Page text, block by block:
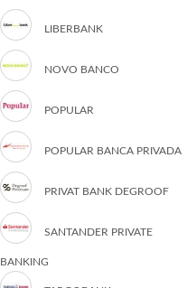
LIBERBANK
NOVO BANCO
POPULAR
POPULAR BANCA PRIVADA
PRIVAT BANK DEGROOF
SANTANDER PRIVATE
BANKING